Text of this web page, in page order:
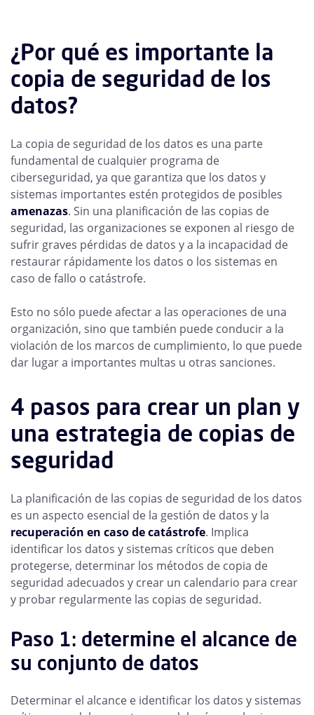
¿Por qué es importante la
copia de seguridad de los
datos?
La copia de seguridad de los datos es una parte
fundamental de cualquier programa de
ciberseguridad, ya que garantiza que los datos y
sistemas importantes estén protegidos de posibles
amenazas. Sin una planificación de las copias de
seguridad, las organizaciones se exponen al riesgo de
sufrir graves pérdidas de datos y a la incapacidad de
restaurar rápidamente los datos o los sistemas en
caso de fallo o catástrofe.
Esto no sólo puede afectar a las operaciones de una
organización, sino que también puede conducir a la
violación de los marcos de cumplimiento, lo que puede
dar lugar a importantes multas u otras sanciones.
4 pasos para crear un plan y
una estrategia de copias de
seguridad
La planificación de las copias de seguridad de los datos
es un aspecto esencial de la gestión de datos y la
recuperación en caso de catástrofe. Implica
identificar los datos y sistemas críticos que deben
protegerse, determinar los métodos de copia de
seguridad adecuados y crear un calendario para crear
y probar regularmente las copias de seguridad.
Paso 1: determine el alcance de
su conjunto de datos
Determinar el alcance e identificar los datos y sistemas